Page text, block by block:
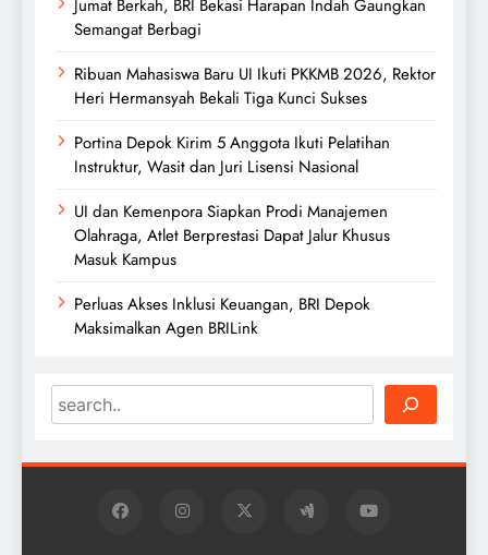
Jumat Berkah, BRI Bekasi Harapan Indah Gaungkan
Semangat Berbagi
Ribuan Mahasiswa Baru UI Ikuti PKKMB 2026, Rektor
Heri Hermansyah Bekali Tiga Kunci Sukses
Portina Depok Kirim 5 Anggota Ikuti Pelatihan
Instruktur, Wasit dan Juri Lisensi Nasional
UI dan Kemenpora Siapkan Prodi Manajemen
Olahraga, Atlet Berprestasi Dapat Jalur Khusus
Masuk Kampus
Perluas Akses Inklusi Keuangan, BRI Depok
Maksimalkan Agen BRILink
Search